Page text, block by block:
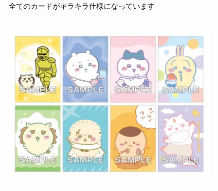
全てのカードがキラキラ仕様になっています